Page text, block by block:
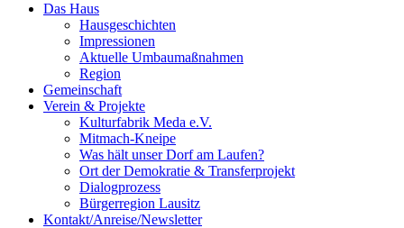
Das Haus
Hausgeschichten
Impressionen
Aktuelle Umbaumaßnahmen
Region
Gemeinschaft
Verein & Projekte
Kulturfabrik Meda e.V.
Mitmach-Kneipe
Was hält unser Dorf am Laufen?
Ort der Demokratie & Transferprojekt
Dialogprozess
Bürgerregion Lausitz
Kontakt/Anreise/Newsletter